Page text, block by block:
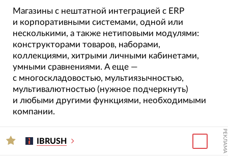
Магазины с нештатной интеграцией с ERP
и корпоративными системами, одной или
несколькими, а также нетиповыми модулями:
конструкторами товаров, наборами,
коллекциями, хитрыми личными кабинетами,
умными сравнениями. А еще —
с многоскладовостью, мультиязычностью,
мультивалютностью (нужное подчеркнуть)
и любыми другими функциями, необходимыми
компании.
IBRUSH РЕКЛАМА